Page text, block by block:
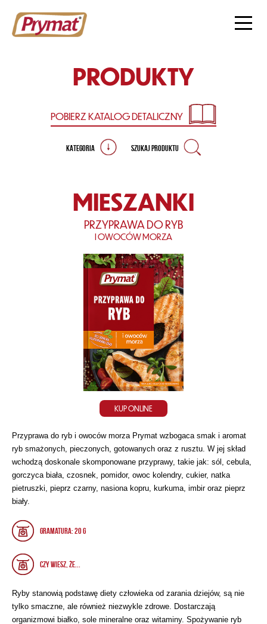
PRODUKTY
POBIERZ KATALOGDETALICZNY
KATEGORIA SZUKAJ PRODUKTU
MIESZANKI
PRZYPRAWA DO RYB
I OWOCÓW MORZA
KUP ONLINE
Przyprawa do ryb i owoców morza Prymat wzbogaca smak i aromat
ryb smażonych, pieczonych, gotowanych oraz z rusztu. W jej skład
wchodzą doskonale skomponowane przyprawy, takie jak: sól, cebula,
gorczyca biała, czosnek, pomidor, owoc kolendry, cukier, natka
pietruszki, pieprz czarny, nasiona kopru, kurkuma, imbir oraz pieprz
biały.
Gramatura: 20 g
CZY WIESZ, ŻE...
Ryby stanowią podstawę diety człowieka od zarania dziejów, są nie
tylko smaczne, ale również niezwykle zdrowe. Dostarczają
organizmowi białko, sole mineralne oraz witaminy. Spożywanie ryb